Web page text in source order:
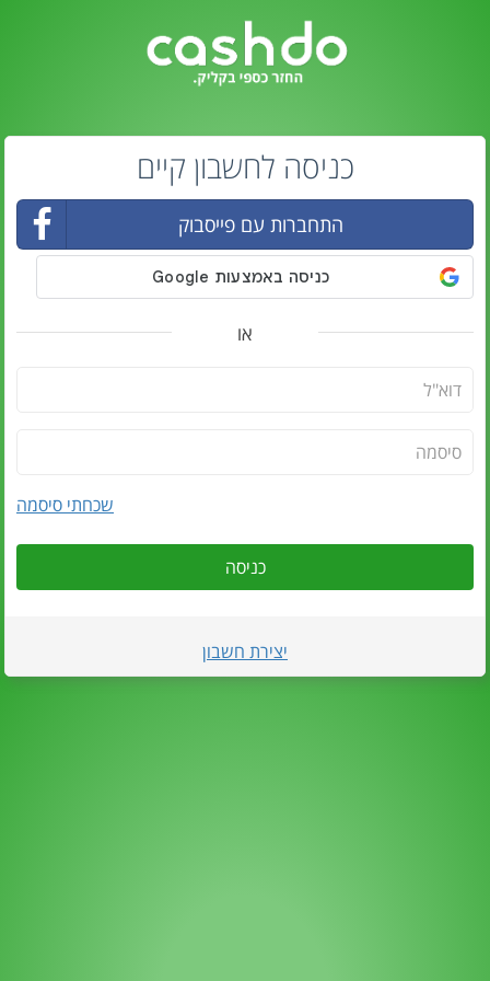
כניסה לחשבון קיים
התחברות עם פייסבוק
או
שכחתי סיסמה
כניסה
יצירת חשבון